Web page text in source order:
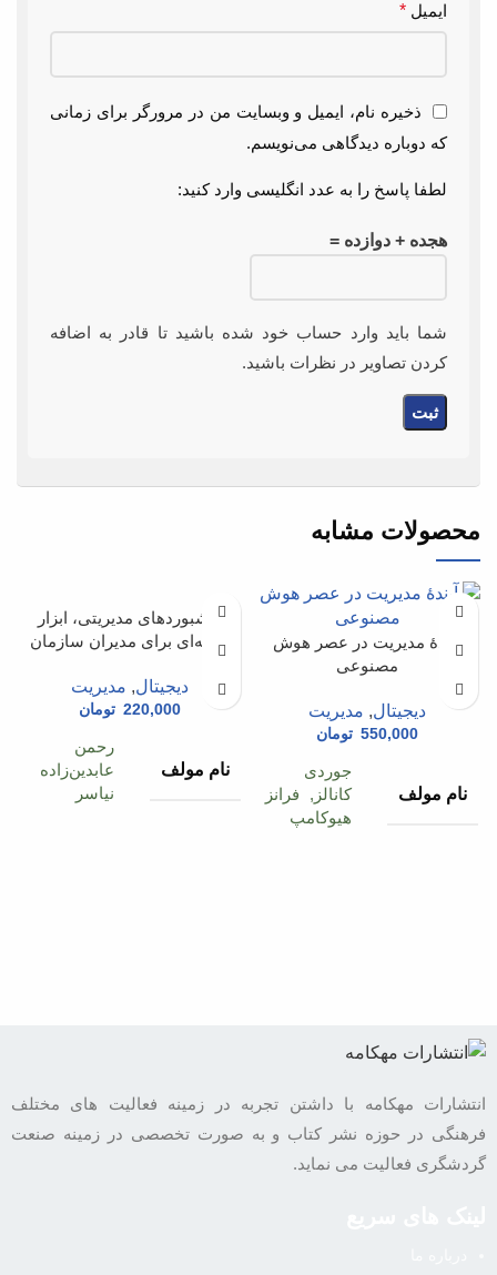
ایمیل *
ذخیره نام، ایمیل و وبسایت من در مرورگر برای زمانی
که دوباره دیدگاهی می‌نویسم.
لطفا پاسخ را به عدد انگلیسی وارد کنید:
هجده + دوازده =
شما باید وارد حساب خود شده باشید تا قادر به اضافه
کردن تصاویر در نظرات باشید.
محصولات مشابه
آیندۀ مدیريت در عصر هوش
مصنوعی
دیجیتال, مدیریت
550,000 تومان
نام مولف
جوردی
کانالز, فرانز
هیوکامپ
تعداد صفحه 343
سال انتشار 1401
داشبورد‌های مدیریتی، ابزار
حرفه‌‌ای برای مدیران سازمان
دیجیتال, مدیریت
220,000 تومان
نام مولف
رحمن
عابدین‌زاده
نیاسر
انتشارات مهکامه با داشتن تجربه در زمینه فعالیت های مختلف
فرهنگی در حوزه نشر کتاب و به صورت تخصصی در زمینه صنعت
گردشگری فعالیت می نماید.